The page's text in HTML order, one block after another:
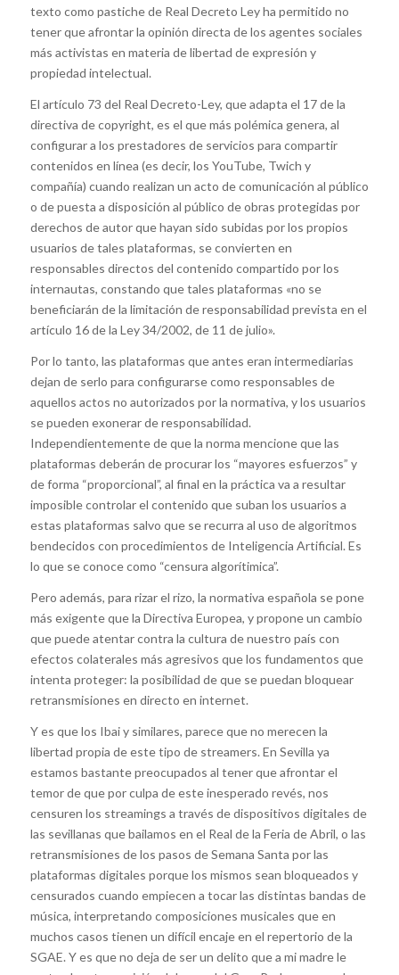
texto como pastiche de Real Decreto Ley ha permitido no
tener que afrontar la opinión directa de los agentes sociales
más activistas en materia de libertad de expresión y
propiedad intelectual.
El artículo 73 del Real Decreto-Ley, que adapta el 17 de la
directiva de copyright, es el que más polémica genera, al
configurar a los prestadores de servicios para compartir
contenidos en línea (es decir, los YouTube, Twich y
compañía) cuando realizan un acto de comunicación al público
o de puesta a disposición al público de obras protegidas por
derechos de autor que hayan sido subidas por los propios
usuarios de tales plataformas, se convierten en
responsables directos del contenido compartido por los
internautas, constando que tales plataformas «no se
beneficiarán de la limitación de responsabilidad prevista en el
artículo 16 de la Ley 34/2002, de 11 de julio».
Por lo tanto, las plataformas que antes eran intermediarias
dejan de serlo para configurarse como responsables de
aquellos actos no autorizados por la normativa, y los usuarios
se pueden exonerar de responsabilidad.
Independientemente de que la norma mencione que las
plataformas deberán de procurar los “mayores esfuerzos” y
de forma “proporcional”, al final en la práctica va a resultar
imposible controlar el contenido que suban los usuarios a
estas plataformas salvo que se recurra al uso de algoritmos
bendecidos con procedimientos de Inteligencia Artificial. Es
lo que se conoce como “censura algorítimica”.
Pero además, para rizar el rizo, la normativa española se pone
más exigente que la Directiva Europea, y propone un cambio
que puede atentar contra la cultura de nuestro país con
efectos colaterales más agresivos que los fundamentos que
intenta proteger: la posibilidad de que se puedan bloquear
retransmisiones en directo en internet.
Y es que los Ibai y similares, parece que no merecen la
libertad propia de este tipo de streamers. En Sevilla ya
estamos bastante preocupados al tener que afrontar el
temor de que por culpa de este inesperado revés, nos
censuren los streamings a través de dispositivos digitales de
las sevillanas que bailamos en el Real de la Feria de Abril, o las
retransmisiones de los pasos de Semana Santa por las
plataformas digitales porque los mismos sean bloqueados y
censurados cuando empiecen a tocar las distintas bandas de
música, interpretando composiciones musicales que en
muchos casos tienen un difícil encaje en el repertorio de la
SGAE. Y es que no deja de ser un delito que a mi madre le